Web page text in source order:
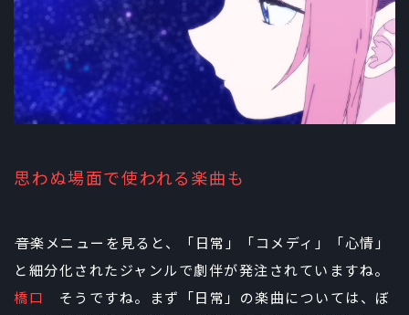
思わぬ場面で使われる楽曲も
――音楽メニューを見ると、「日常」「コメディ」「心情」
と細分化されたジャンルで劇伴が発注されていますね。
橋口 そうですね。まず「日常」の楽曲については、ぼ